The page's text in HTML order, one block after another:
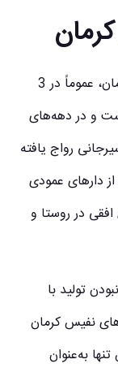
ابعاد فرش‌های عشایری قالی‌ های نفیس کرمان، عموماً در 3
و در دهه‌های
رواج یافته
دارهای عمودی
در روستا و
تولید با
های نفیس کرمان
به‌عنوان